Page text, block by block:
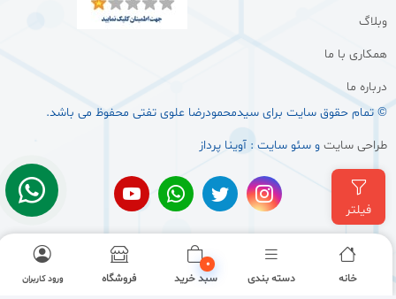
خانه دسته بندی
0
سبد خرید فروشگاه ورود کاربران
فیلتر
وبلاگ
همکاری با ما
درباره ما
© تمام حقوق سایت برای سيدمحمودرضا علوی تفتی محفوظ می باشد.
طراحی سایتو سئو سایت : آوینا پرداز